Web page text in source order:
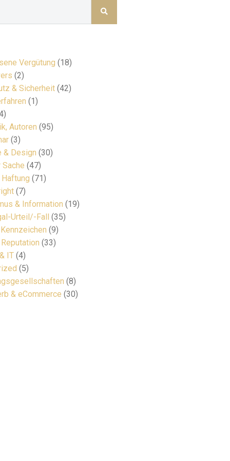
Vergütung (18)
(2)
& Sicherheit(42)
(1)
Autoren (95)
(3)
& Design (30)
Sache (47)
Haftung (71)
(7)
& Information (19)
Urteil/-Fall
(35)
(9)
(33)
IT(4)
(5)
(8)
& eCommerce (30)